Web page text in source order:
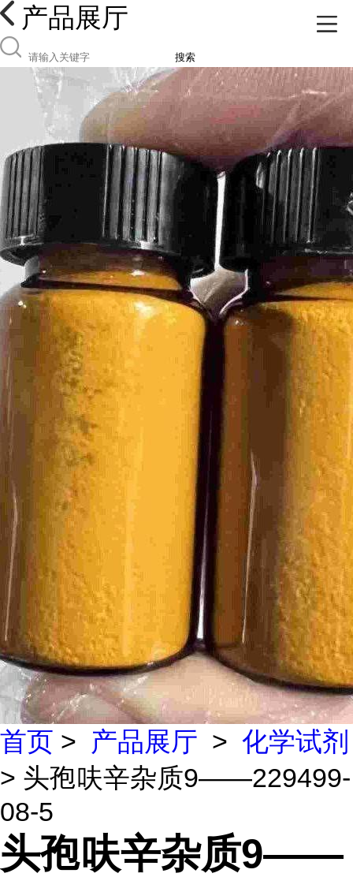
产品展厅
搜索
首页 > 产品展厅 > 化学试剂
> 头孢呋辛杂质9——229499-
08-5
头孢呋辛杂质9——